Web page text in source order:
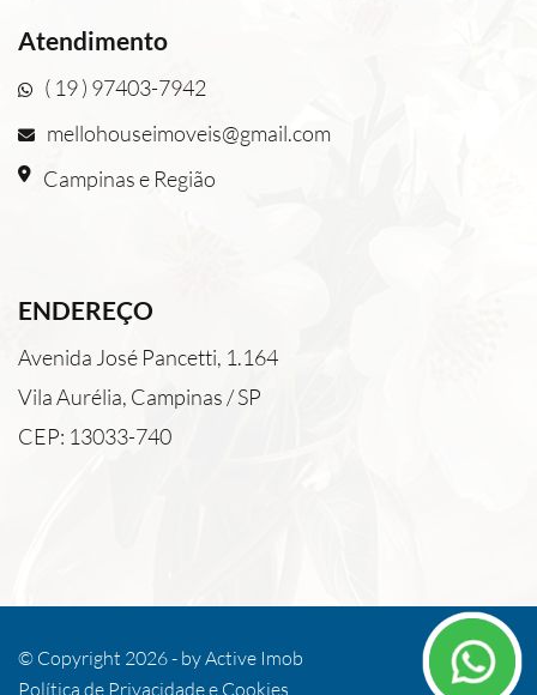
Atendimento
( 19 ) 97403-7942
mellohouseimoveis@gmail.com
Campinas e Região
ENDEREÇO
Avenida José Pancetti, 1.164
Vila Aurélia, Campinas / SP
CEP: 13033-740
© Copyright 2026 - byActive Imob
Política de Privacidade e Cookies